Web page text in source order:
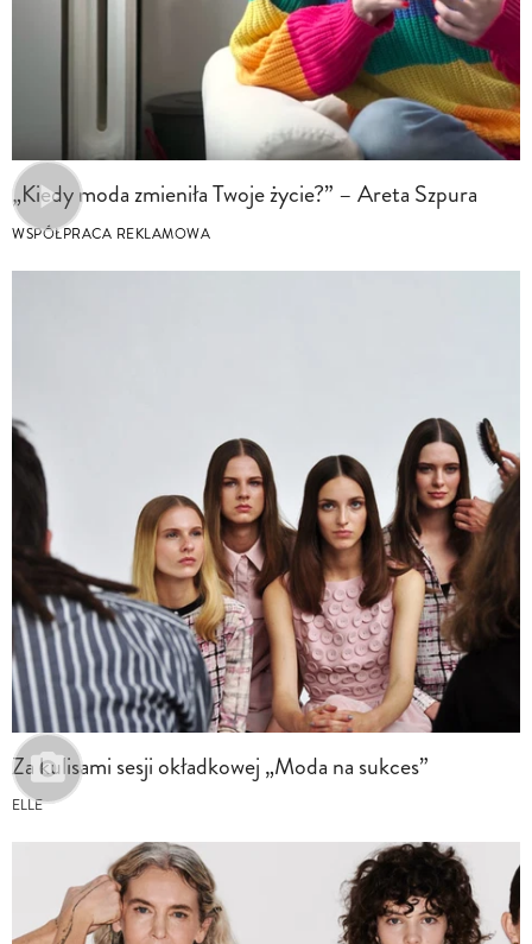
„Kiedy moda zmieniła Twoje życie?” – Areta Szpura
WSPÓŁPRACA REKLAMOWA
Za kulisami sesji okładkowej „Moda na sukces”
ELLE